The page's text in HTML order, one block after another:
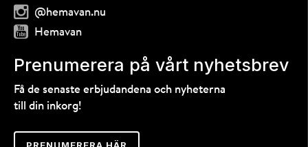
@hemavan.nu
Hemavan
Prenumerera på vårt nyhetsbrev
Få de senaste erbjudandena och nyheterna
till din inkorg!